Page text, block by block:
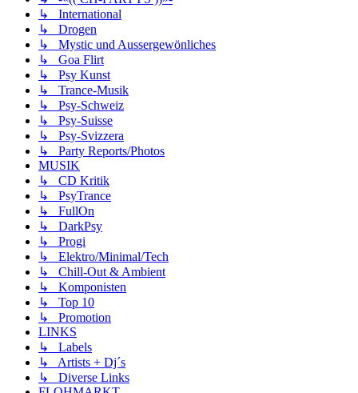
↳ International
↳ Drogen
↳ Mystic und Aussergewönliches
↳ Goa Flirt
↳ Psy Kunst
↳ Trance-Musik
↳ Psy-Schweiz
↳ Psy-Suisse
↳ Psy-Svizzera
↳ Party Reports/Photos
MUSIK
↳ CD Kritik
↳ PsyTrance
↳ FullOn
↳ DarkPsy
↳ Progi
↳ Elektro/Minimal/Tech
↳ Chill-Out & Ambient
↳ Komponisten
↳ Top 10
↳ Promotion
LINKS
↳ Labels
↳ Artists + Dj´s
↳ Diverse Links